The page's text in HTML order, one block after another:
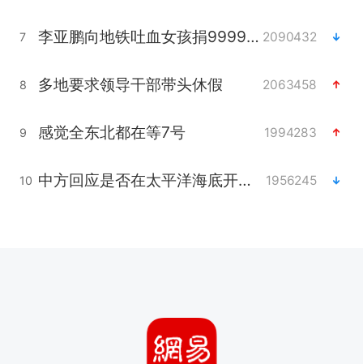
7 李亚鹏向地铁吐血女孩捐99999元 2090432
8 多地要求领导干部带头休假 2063458
9 感觉全东北都在等7号 1994283
10 中方回应是否在太平洋海底开采稀土 1956245